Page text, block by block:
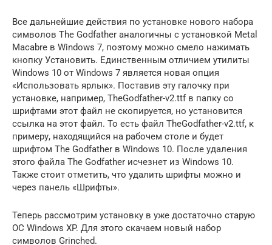
Все дальнейшие действия по установке нового набора
символов The Godfather аналогичны с установкой Metal
Macabre в Windows 7, поэтому можно смело нажимать
кнопку Установить. Единственным отличием утилиты
Windows 10 от Windows 7 является новая опция
«Использовать ярлык». Поставив эту галочку при
установке, например, TheGodfather-v2.ttf в папку со
шрифтами этот файл не скопируется, но установится
ссылка на этот файл. То есть файл TheGodfather-v2.ttf, к
примеру, находящийся на рабочем столе и будет
шрифтом The Godfather в Windows 10. После удаления
этого файла The Godfather исчезнет из Windows 10.
Также стоит отметить, что удалить шрифты можно и
через панель «Шрифты».
Теперь рассмотрим установку в уже достаточно старую
ОС Windows XP. Для этого скачаем новый набор
символов Grinched.